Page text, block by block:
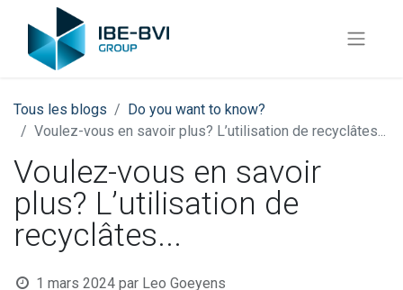
Tous les blogs
​Do you want to know?
Voulez-vous en savoir plus? L’utilisation de recyclâtes...
Voulez-vous en savoir
plus? L’utilisation de
recyclâtes...
1 mars 2024 par Leo Goeyens